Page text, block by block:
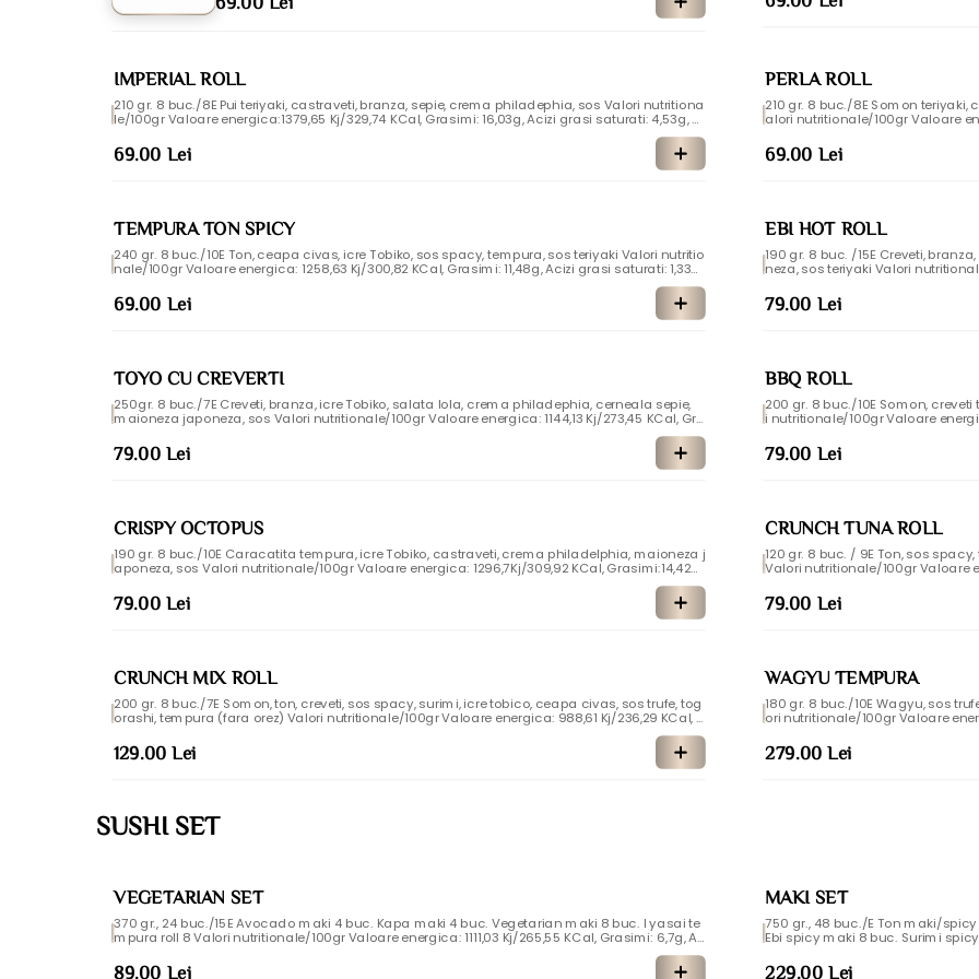
ti, lapte, mustar
IMPERIAL ROLL
210 gr. 8 buc./8E Pui teriyaki, castraveti, branza, sepie, crema philadephia, sos Valori nutritiona
le/100gr Valoare energica:1379,65 Kj/329,74 KCal, Grasimi: 16,03g, Acizi grasi saturati: 4,53g, Gl
ucide: 35,06g, Zaharuri: 5,51g, Proteine: 10,61g, Sare: 0,66g Alergeni: Telina, soia, dioxid de sulf s
i sulfiti, gluten, peste, oua, mustar, lapte
69.00 Lei
PERLA ROLL
210 gr. 8 buc./8E Somon
alori nutritionale/100gr Valoare
aturati: 4,53g, Glucide: 35,06g,
, dioxid de sulf si sulfiti, gluten,
69.00 Lei
TEMPURA TON SPICY
240 gr. 8 buc./10E Ton, ceapa civas, icre Tobiko, sos spacy, tempura, sos teriyaki Valori nutritio
nale/100gr Valoare energica: 1258,63 Kj/300,82 KCal, Grasimi: 11,48g, Acizi grasi saturati: 1,33g,
Glucide: 38,95g, Zaharuri: 4,24g, Proteine: 9,53g, Sare: 1,15g Alergeni: Seminse de susan, soia, p
este, gluten, telina, dioxid de sulf si sulfiti, moluste, mustar
69.00 Lei
EBI HOT ROLL
190 gr. 8 buc. /15E Creveti, branza, icre Tobiko, salata lola, crema philadephia, maioneza japo
neza, sos teriyaki Valori nutritionale/100gr Valoare energica: 1090,94 Kj/260,74 KCal, Grasimi:
8,44g, Acizi grasi saturati: 3,42g,
rgeni: Seminte de susan, soia,
mustar
79.00 Lei
TOYO CU CREVERTI
250gr. 8 buc./7E Creveti, branza, icre Tobiko, salata lola, crema philadephia, cerneala sepie,
maioneza japoneza, sos Valori nutritionale/100gr Valoare energica: 1144,13 Kj/273,45 KCal, Gra
simi: 11,61g, Acizi grasi saturati: 4,28g, Glucide: 32,17g, Zaharuri: 3,45g, Proteine: 9,58g, Sare: 1,08
g Alergeni: Lapte , soia, oua, gluten, peste, mustar, telina, dioxid de sulf si sulfiti
79.00 Lei
BBQ ROLL
200 gr. 8 buc./10E Somon, creveti
i nutritionale/100gr Valoare
ti: 1,88g, Glucide: 32,98g,
n, soia, oua, gluten, peste, telina,
79.00 Lei
CRISPY OCTOPUS
190 gr. 8 buc./10E Caracatita tempura, icre Tobiko, castraveti, crema philadelphia, maioneza j
aponeza, sos Valori nutritionale/100gr Valoare energica: 1296,7Kj/309,92 KCal, Grasimi:14,42g,
gluten, moluste , peste, soia, oua, mustar, telina, dioxid de sulf si sulfiti , lapte
79.00 Lei
CRUNCH TUNA ROLL
120 gr. 8 buc. / 9E Ton, sos
Valori nutritionale/100gr Valoare
turati: 1,81g, Glucide: 13,03g,
san, soia, peste, gluten, telina,
79.00 Lei
CRUNCH MIX ROLL
200 gr. 8 buc./7E Somon, ton, creveti, sos spacy, surimi, icre tobico, ceapa civas, sos trufe, tog
orashi, tempura (fara orez) Valori nutritionale/100gr Valoare energica: 988,61 Kj/236,29 KCal,
Grasimi: 15,54g, Acizi grasi saturati: 1,87g, Glucide: 10,51g, Zaharuri: 2,8g, Proteine: 13,76g, Sare:
0,64g Alergeni: Seminte de susan, soia, dioxid de sulf si sulfiti, gluten, peste, mustar
129.00 Lei
WAGYU TEMPURA
180 gr. 8 buc./10E Wagyu, sos
ori nutritionale/100gr Valoare
ati: 1,62g, Glucide: 1,62g,
soia, oua, gluten, dioxid de sulf si
279.00 Lei
SUSHI SET
VEGETARIAN SET
370 gr., 24 buc./15E Avocado maki 4 buc. Kapa maki 4 buc. Vegetarian maki 8 buc. I yasai te
mpura roll 8 Valori nutritionale/100gr Valoare energica: 1111,03 Kj/265,55 KCal, Grasimi: 6,7g, Ac
izi grasi saturati: 0,83g, Glucide: 47,58g, Zaharuri: 2,36g, Proteine: 6,19g, Sare: 0,2g Alergeni: Mu
star, gluten , soia, dioxid de sulf si sulfiti
89.00 Lei
MAKI SET
750 gr., 48 buc./E Ton maki/
Ebi spicy maki 8 buc. Surimi spicy
nutritionale/100gr Valoare
0.53g, Glucide: 20.04g,
229.00 Lei